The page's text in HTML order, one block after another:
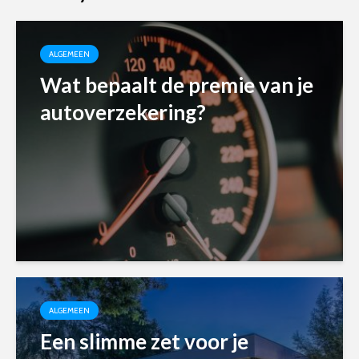
ALGEMEEN
Wat bepaalt de premie van je
autoverzekering?
ALGEMEEN
Een slimme zet voor je